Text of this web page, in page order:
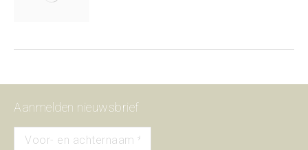
Aanmelden nieuwsbrief